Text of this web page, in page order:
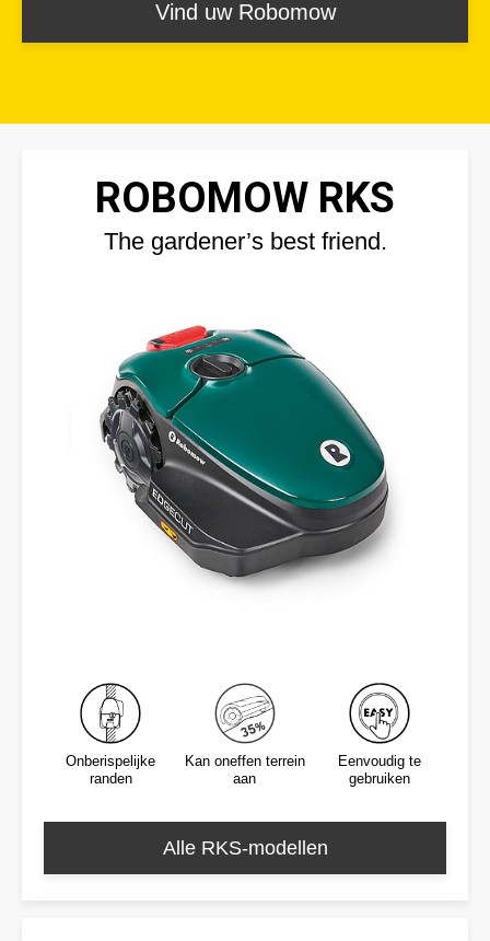
Vind uw Robomow
ROBOMOW RKS
The gardener’s best friend.
Onberispelijke
randen
Kan oneffen terrein
aan
Eenvoudig te
gebruiken
Alle RKS-modellen